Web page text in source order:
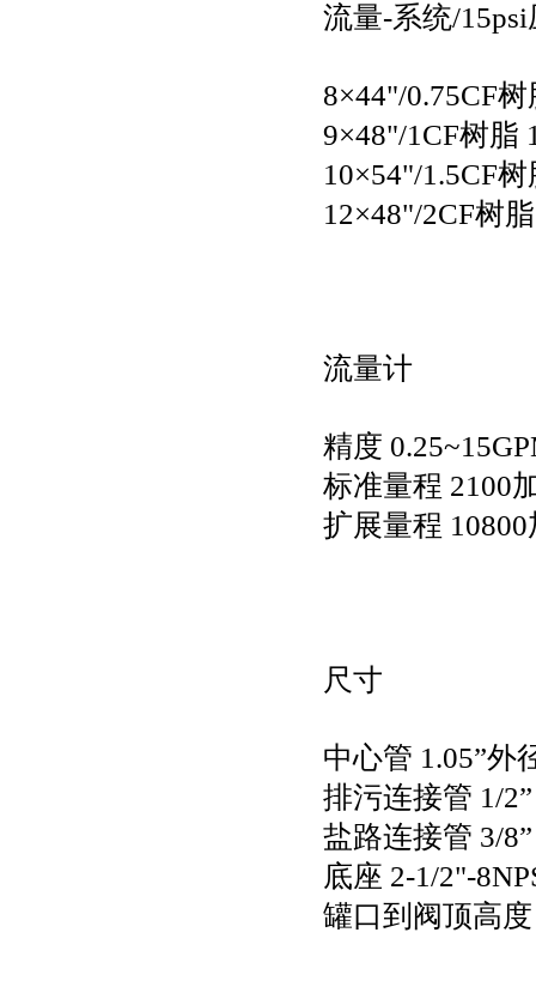
流量-系统/15psi
8×44"/0.75CF树
9×48"/1CF树脂
10×54"/1.5CF
12×48"/2CF树
流量计
精度
标准量程 2100
扩展量程
尺寸
中心管 1.05”外
排污连接管 1/2”
盐路连接管 3/8”
底座 2-1/2"-
罐口到阀顶高度